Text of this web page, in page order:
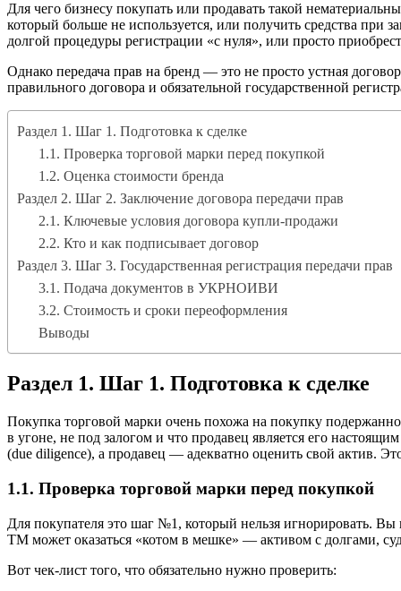
Для чего бизнесу покупать или продавать такой
который больше не используется, или получить средства
долгой процедуры регистрации «с нуля», или просто
Однако передача прав на бренд — это не просто устная
правильного договора и обязательной государственной
Раздел 1. Шаг 1. Подготовка к сделке
1.1. Проверка торговой марки перед покупкой
1.2. Оценка стоимости бренда
Раздел 2. Шаг 2. Заключение договора передачи прав
2.1. Ключевые условия договора купли-продажи
2.2. Кто и как подписывает договор
Раздел 3. Шаг 3. Государственная регистрация передачи прав
3.1. Подача документов в УКРНОИВИ
3.2. Стоимость и сроки переоформления
Выводы
Раздел 1. Шаг 1. Подготовка к сделке
Покупка торговой марки очень похожа на покупку
в угоне, не под залогом и что продавец является его
(due diligence), а продавец — адекватно оценить свой актив.
1.1. Проверка торговой марки перед покупкой
Для покупателя это шаг №1, который нельзя игнорировать.
ТМ может оказаться «котом в мешке» — активом с долгами,
Вот чек-лист того, что обязательно нужно проверить: